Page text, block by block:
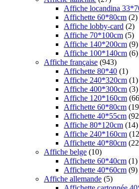
Affiche locandina
Affichette 60*80cm (2)
Affiche lobby-card (2)
Affiche 70*100cm (5)
Affiche 140*200cm (9)
Affiche 100*140cm (6)
Affiche française (943)
Affichette 80*40 (1)
Affiche 240*320cm (1)
Affiche 400*300cm (3)
Affiche 120*160cm
Affichette 60*80cm
Affichette 40*55cm
Affiche 80*120cm (14)
Affiche 240*160cm
Affichette 40*80cm
Affiche belge (10)
Affichette 60*40cm (1)
Affichette 40*60cm (9)
Affiche allemande (5)